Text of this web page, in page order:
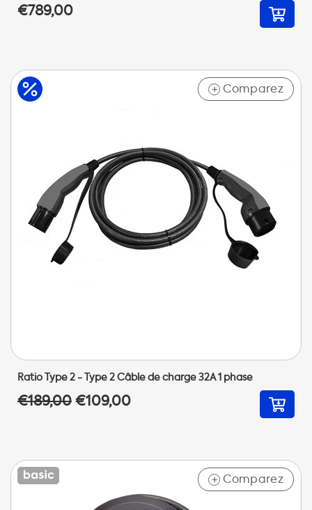
€789,00
+ Comparez
Ratio Type 2 - Type 2 Câble de charge 32A 1 phase
€189,00€109,00
+ Comparez